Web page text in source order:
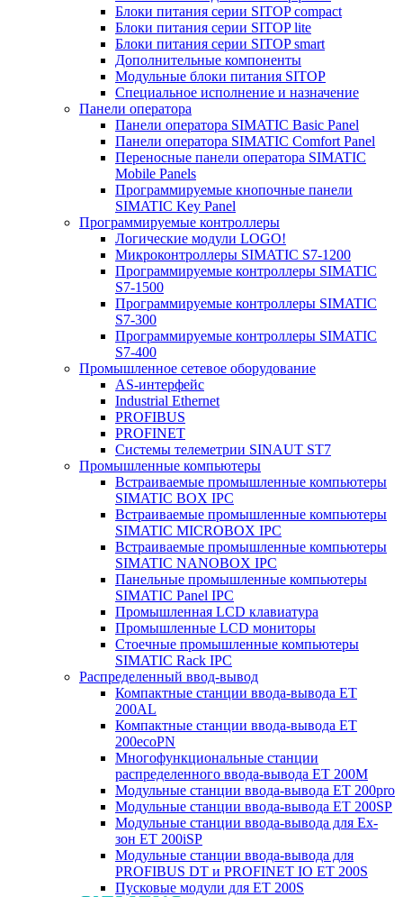
Блоки питания серии SITOP compact
Блоки питания серии SITOP lite
Блоки питания серии SITOP smart
Дополнительные компоненты
Модульные блоки питания SITOP
Специальное исполнение и назначение
Панели оператора
Панели оператора SIMATIC Basic Panel
Панели оператора SIMATIC Comfort Panel
Переносные панели оператора SIMATIC
Mobile Panels
Программируемые кнопочные панели
SIMATIC Key Panel
Программируемые контроллеры
Логические модули LOGO!
Микроконтроллеры SIMATIC S7-1200
Программируемые контроллеры SIMATIC
S7-1500
Программируемые контроллеры SIMATIC
S7-300
Программируемые контроллеры SIMATIC
S7-400
Промышленное сетевое оборудование
AS-интерфейс
Industrial Ethernet
PROFIBUS
PROFINET
Системы телеметрии SINAUT ST7
Промышленные компьютеры
Встраиваемые промышленные компьютеры
SIMATIC BOX IPC
Встраиваемые промышленные компьютеры
SIMATIC MICROBOX IPC
Встраиваемые промышленные компьютеры
SIMATIC NANOBOX IPC
Панельные промышленные компьютеры
SIMATIC Panel IPC
Промышленная LCD клавиатура
Промышленные LCD мониторы
Стоечные промышленные компьютеры
SIMATIC Rack IPC
Распределенный ввод-вывод
Компактные станции ввода-вывода ET
200AL
Компактные станции ввода-вывода ET
200ecoPN
Многофункциональные станции
распределенного ввода-вывода ET 200M
Модульные станции ввода-вывода ET 200pro
Модульные станции ввода-вывода ET 200SP
Модульные станции ввода-вывода для Ex-
зон ET 200iSP
Модульные станции ввода-вывода для
PROFIBUS DT и PROFINET IO ET 200S
Пусковые модули для ET 200S